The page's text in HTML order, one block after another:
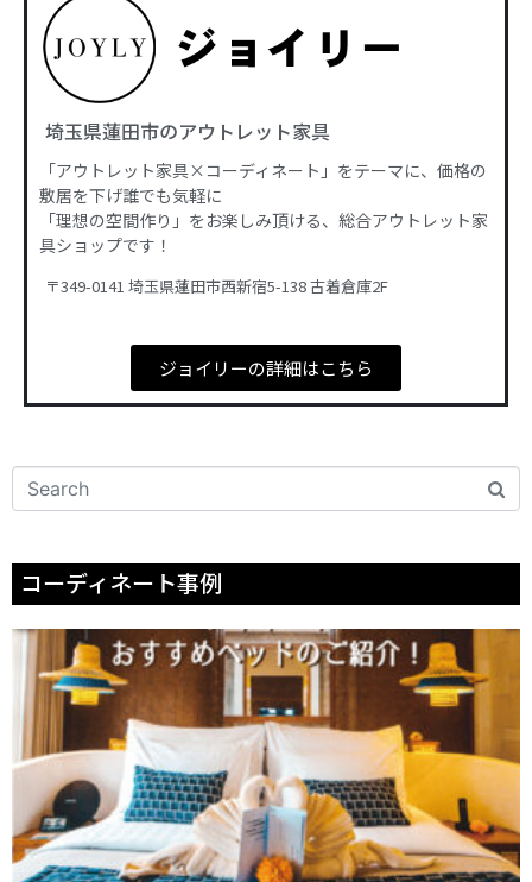
埼玉県蓮田市のアウトレット家具
「アウトレット家具×コーディネート」をテーマに、価格の
敷居を下げ誰でも気軽に
「理想の空間作り」をお楽しみ頂ける、総合アウトレット家
具ショップです！
〒349-0141 埼玉県蓮田市西新宿5-138 古着倉庫2F
ジョイリーの詳細はこちら
コーディネート事例